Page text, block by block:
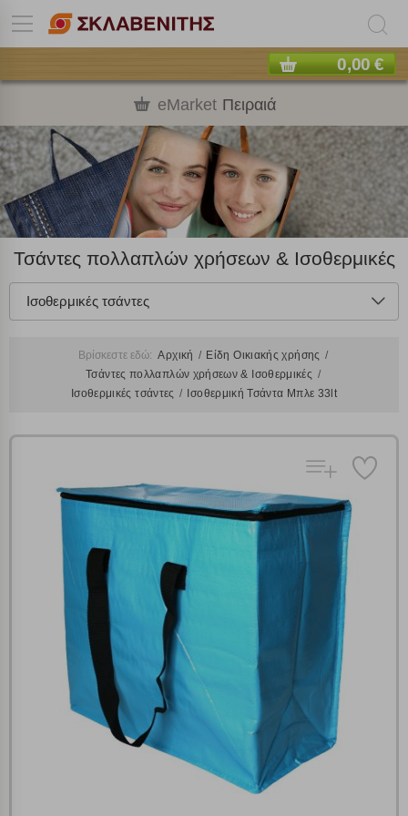
0,00 €
eMarket Πειραιά
Τσάντες πολλαπλών χρήσεων & Ισοθερμικές
Ισοθερμικές τσάντες
Βρίσκεστε εδώ: Αρχική
Είδη Οικιακής χρήσης
Τσάντες πολλαπλών χρήσεων & Ισοθερμικές
Ισοθερμικές τσάντες
Ισοθερμική Τσάντα Μπλε 33lt
Πολλαπλή αναζήτηση
Χρησιμοποιήστε τη για πιο γρήγορη αναζήτηση
προϊόντων.
Γράψτε τα προϊόντα που επιθυμείτε, με κόμμα ανάμεσά
τους, και κάντε κλικ στο κουμπί "Αναζήτηση". Θα
εμφανιστούν αποτελέσματα από όλες τις Κατηγορίες και
για κάθε προϊόν.
Ρυθμίσεις Cookies
Ενημέρωση
Κατά την απλή περιήγηση ή/και χρήση του ιστότοπου συλλέγουμε
αυτόματα δεδομένα σύνδεσης και πληροφορίες σχετικές με την
περιήγησή σας, οι οποίες είναι μη εξατομικευμένες και σπάνια
περιέχουν προσωποποιημένα χαρακτηριστικά που υποδεικνύουν την